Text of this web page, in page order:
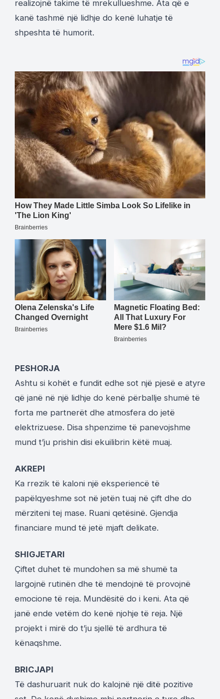
realizojnë takime të mrekullueshme. Ata që e
kanë tashmë një lidhje do kenë luhatje të
shpeshta të humorit.
PESHORJA
Ashtu si kohët e fundit edhe sot një pjesë e atyre
që janë në një lidhje do kenë përballje shumë të
forta me partnerët dhe atmosfera do jetë
elektrizuese. Disa shpenzime të panevojshme
mund t’ju prishin disi ekuilibrin këtë muaj.
AKREPI
Ka rrezik të kaloni një eksperiencë të
papëlqyeshme sot në jetën tuaj në çift dhe do
mërziteni tej mase. Ruani qetësinë. Gjendja
financiare mund të jetë mjaft delikate.
SHIGJETARI
Çiftet duhet të mundohen sa më shumë ta
largojnë rutinën dhe të mendojnë të provojnë
emocione të reja. Mundësitë do i keni. Ata që
janë ende vetëm do kenë njohje të reja. Një
projekt i mirë do t’ju sjellë të ardhura të
kënaqshme.
BRICJAPI
Të dashuruarit nuk do kalojnë një ditë pozitive